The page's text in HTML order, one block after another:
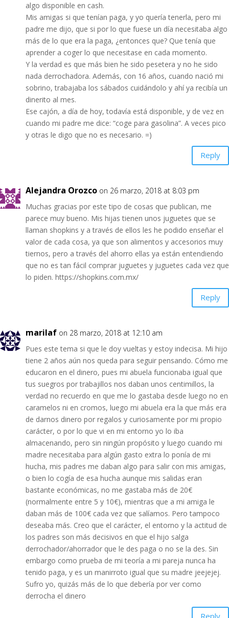
algo disponible en cash.
Mis amigas si que tenían paga, y yo quería tenerla, pero mi
padre me dijo, que si por lo que fuese un día necesitaba algo
más de lo que era la paga, ¿entonces que? Que tenía que
aprender a coger lo que necesitase en cada momento.
Y la verdad es que más bien he sido pesetera y no he sido
nada derrochadora. Además, con 16 años, cuando nació mi
sobrino, trabajaba los sábados cuidándolo y ahí ya recibía un
dinerito al mes.
Ese cajón, a día de hoy, todavía está disponible, y de vez en
cuando mi padre me dice: “coge para gasolina”. A veces pico
y otras le digo que no es necesario. =)
Reply
Alejandra Orozco on 26 marzo, 2018 at 8:03 pm
Muchas gracias por este tipo de cosas que publican, me
parece muy bueno. Mis hijas tienen unos juguetes que se
llaman shopkins y a través de ellos les he podido enseñar el
valor de cada cosa, ya que son alimentos y accesorios muy
tiernos, pero a través del ahorro ellas ya están entendiendo
que no es tan fácil comprar juguetes y juguetes cada vez que
lo piden. https://shopkins.com.mx/
Reply
marilaf on 28 marzo, 2018 at 12:10 am
Pues este tema si que le doy vueltas y estoy indecisa. Mi hijo
tiene 2 años aún nos queda para seguir pensando. Cómo me
educaron en el dinero, pues mi abuela funcionaba igual que
tus suegros por trabajillos nos daban unos centimillos, la
verdad no recuerdo en que me lo gastaba desde luego no en
caramelos ni en cromos, luego mi abuela era la que más era
de darnos dinero por regalos y curiosamente por mi propio
carácter, o por lo que vi en mi entorno yo lo iba
almacenando, pero sin ningún propósito y luego cuando mi
madre necesitaba para algún gasto extra lo ponía de mi
hucha, mis padres me daban algo para salir con mis amigas,
o bien lo cogía de esa hucha aunque mis salidas eran
bastante económicas, no me gastaba más de 20€
(normalmente entre 5 y 10€), mientras que a mi amiga le
daban más de 100€ cada vez que salíamos. Pero tampoco
deseaba más. Creo que el carácter, el entorno y la actitud de
los padres son más decisivos en que el hijo salga
derrochador/ahorrador que le des paga o no se la des. Sin
embargo como prueba de mi teoría a mi pareja nunca ha
tenido paga, y es un manirroto igual que su madre jeejejej.
Sufro yo, quizás más de lo que debería por ver como
derrocha el dinero